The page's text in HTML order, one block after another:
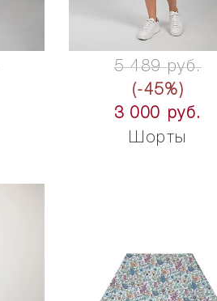
5 489 руб.
(-45%)
3 000 руб.
Шорты